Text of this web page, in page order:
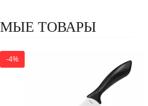
ТОВАРЫ
-4%